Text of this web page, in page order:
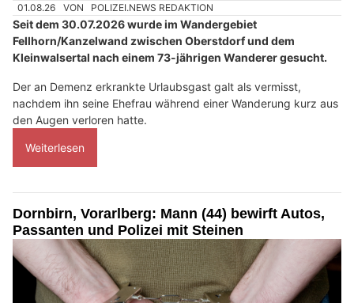
01.08.26 VON POLIZEI.NEWS REDAKTION
Seit dem 30.07.2026 wurde im Wandergebiet
Fellhorn/Kanzelwand zwischen Oberstdorf und dem
Kleinwalsertal nach einem 73-jährigen Wanderer gesucht.
Der an Demenz erkrankte Urlaubsgast galt als vermisst,
nachdem ihn seine Ehefrau während einer Wanderung kurz aus
den Augen verloren hatte.
Weiterlesen
Dornbirn, Vorarlberg: Mann (44) bewirft Autos,
Passanten und Polizei mit Steinen